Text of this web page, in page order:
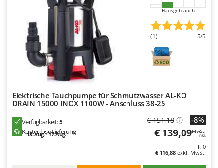
Reber
Redback
Resto Italia
Ribimex
Ripartrak
Ritter
River Systems
Robomow
Rossofuoco
Hausgebrauch
(1) 5/5
Elektrische Tauchpumpe für Schmutzwasser AL-KO
DRAIN 15000 INOX 1100W - Anschluss 38-25
Verfügbarkeit:5
Kostenlose Lieferung
13. Aug. - 17. Aug.
€ 151,18 -8%
€ 139,09MwSt.
inkl.
R-0
€ 116,88 exkl. MwSt.